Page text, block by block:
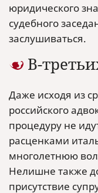
юридического
судебного
заслушиваться.
В-
Даже исходя из
российского
процедуру не
расценками
многолетнюю
Нелишне также
присутствие